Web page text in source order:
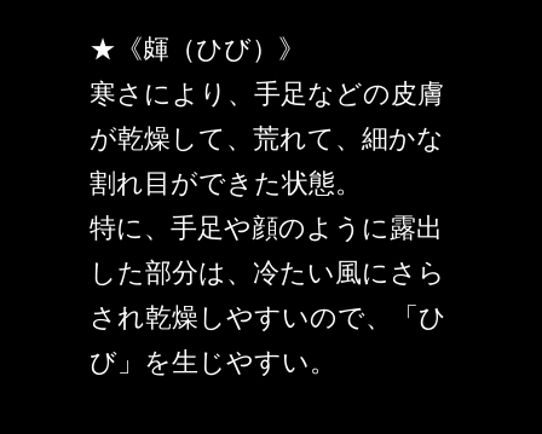
★《皹（ひび）》
寒さにより、手足などの皮膚
が乾燥して、荒れて、細かな
割れ目ができた状態。
特に、手足や顔のように露出
した部分は、冷たい風にさら
され乾燥しやすいので、「ひ
び」を生じやすい。